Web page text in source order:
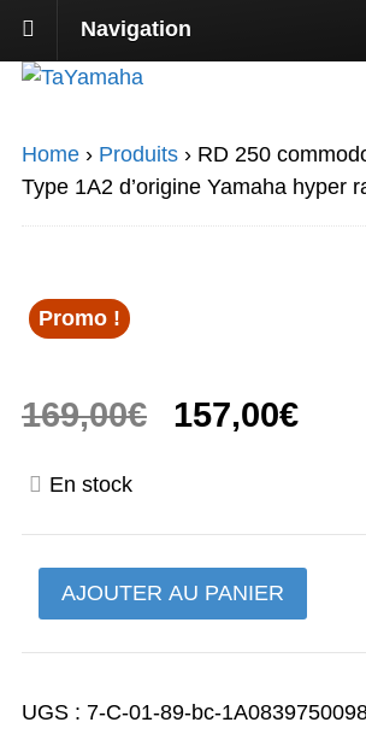
Navigation
Home › Produits › RD 250
Type 1A2 d’origine Yamaha hyper
Promo !
169,00€
Le
était :
169,00€.
157,00€Le
est :
En stock
quantité
de
RD
commodo
AJOUTER AU PANIER
UGS : 7-C-01-89-bc-